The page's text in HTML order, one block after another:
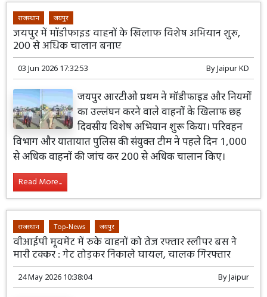
राजस्थान जयपुर
जयपुर में मॉडीफाइड वाहनों के खिलाफ विशेष अभियान शुरू,
200 से अधिक चालान बनाए
03 Jun 2026 17:32:53 ByJaipur KD
जयपुर आरटीओ प्रथम ने मॉडीफाइड और नियमों
का उल्लंघन करने वाले वाहनों के खिलाफ छह
दिवसीय विशेष अभियान शुरू किया। परिवहन
विभाग और यातायात पुलिस की संयुक्त टीम ने पहले दिन 1,000
से अधिक वाहनों की जांच कर 200 से अधिक चालान किए।
Read More...
राजस्थान Top-News जयपुर
वीआईपी मूवमेंट में रुके वाहनों को तेज रफ्तार स्लीपर बस ने
मारी टक्कर : गेट तोड़कर निकाले घायल, चालक गिरफ्तार
24 May 2026 10:38:04 ByJaipur